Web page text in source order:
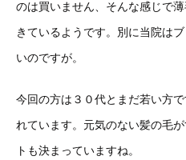
のは買いません、そんな感じで
きているようです。別に当院は
いのですが。
今回の方は３０代とまだ若い方
れています。元気のない髪の毛
トも決まっていますね。